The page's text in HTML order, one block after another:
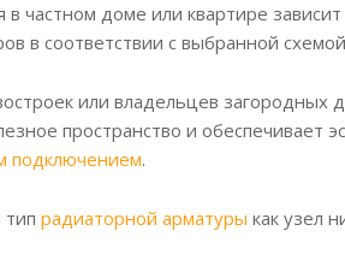
частном доме или квартире
в соответствии с выбранной
или владельцев
пространство и обеспечивает
подключением.
тип радиаторной арматуры как узел